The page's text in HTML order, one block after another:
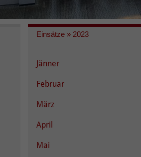
Einsätze » 2023
Jänner
Februar
März
April
Mai